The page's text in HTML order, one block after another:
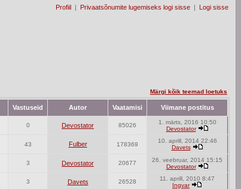
Profiil | Privaatsõnumite lugemiseks logi sisse | Logi sisse
Märgi kõik teemad loetuks
Vastuseid Autor Vaatamisi Viimane postitus
0 Devostator 85026
1. märts, 2016 10:50
Devostator
43 Fulber 178369
10. aprill, 2014 22:46
Davets
3 Devostator 20677
26. veebruar, 2014 15:15
Devostator
3 Davets 26528
11. aprill, 2010 8:47
Ingvar